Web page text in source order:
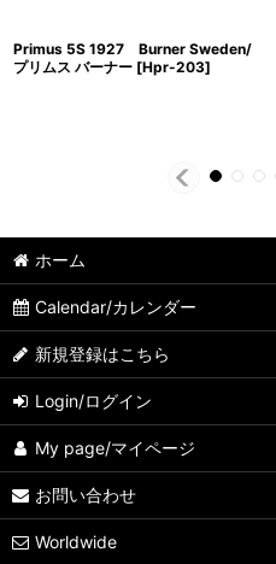
Primus 5S 1927 Burner Sweden/
プリムス バーナー [Hpr-203]
ホーム
Calendar/カレンダー
新規登録はこちら
Login/ログイン
My page/マイページ
お問い合わせ
Worldwide